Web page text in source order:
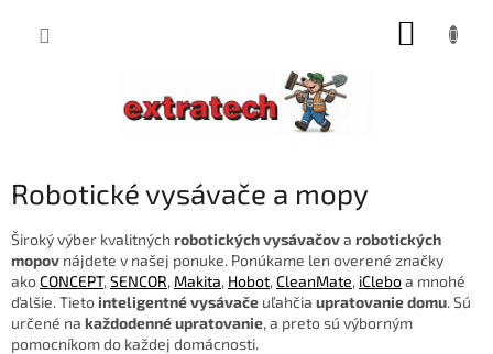
Robotické vysávače a mopy
Široký výber kvalitných robotických vysávačova robotických
mopov nájdete v našej ponuke. Ponúkame len overené značky
akoCONCEPT, SENCOR, Makita, Hobot, CleanMate, iCleboa mnohé
ďalšie. Tieto inteligentné vysávače uľahčia upratovanie domu. Sú
určené na každodenné upratovanie, a preto sú výborným
pomocníkom do každej domácnosti.